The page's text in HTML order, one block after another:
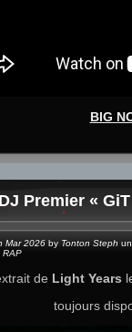
BIG
Premier «
Mar 2026 by Tonton Steph
RAP
de Light Years
toujours